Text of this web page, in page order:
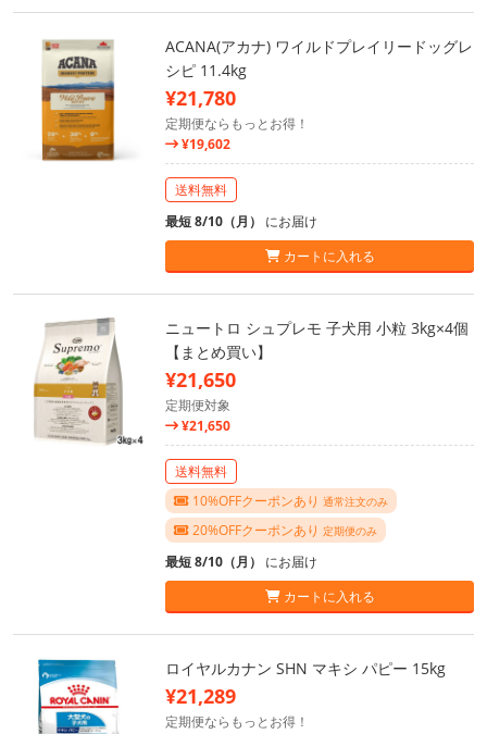
ACANA(アカナ) ワイルドプレイリードッグレ
シピ 11.4kg
¥21,780
定期便ならもっとお得！
¥19,602
送料無料
最短 8/10（月） にお届け
カートに入れる
ニュートロ シュプレモ 子犬用 小粒 3kg×4個
【まとめ買い】
¥21,650
定期便対象
¥21,650
送料無料
10%OFFクーポンあり 通常注文のみ
20%OFFクーポンあり 定期便のみ
最短 8/10（月） にお届け
カートに入れる
ロイヤルカナン SHN マキシ パピー 15kg
¥21,289
定期便ならもっとお得！